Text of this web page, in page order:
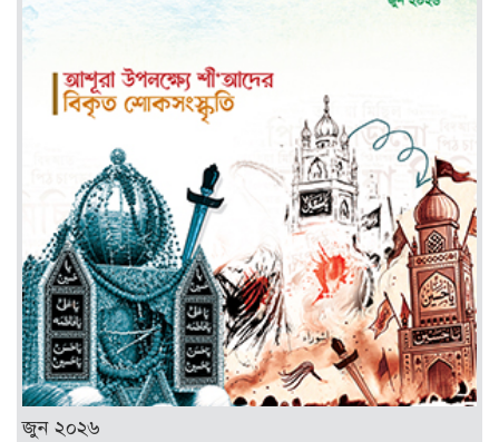
জুন ২০২৬